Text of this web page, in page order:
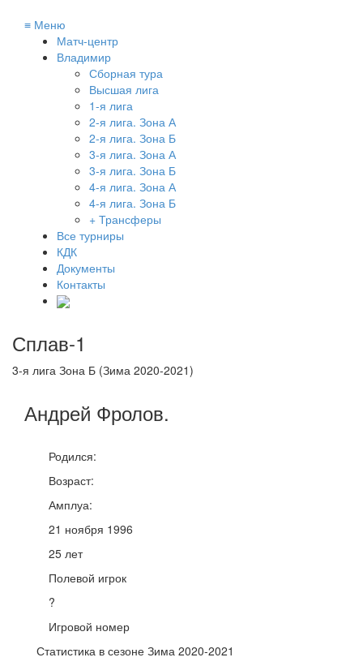
≡ Меню
Матч-центр
Владимир
Сборная тура
Высшая лига
1-я лига
2-я лига. Зона А
2-я лига. Зона Б
3-я лига. Зона А
3-я лига. Зона Б
4-я лига. Зона А
4-я лига. Зона Б
+ Трансферы
Все турниры
КДК
Документы
Контакты
Сплав-1
3-я лига Зона Б (Зима 2020-2021)
Андрей Фролов.
Родился:
Возраст:
Амплуа:
21 ноября 1996
25 лет
Полевой игрок
?
Игровой номер
Статистика в сезоне Зима 2020-2021